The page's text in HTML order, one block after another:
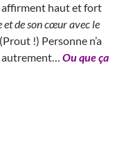
haut et fort
et de son cœur avec le
!) Personne n’a
Ou que ça